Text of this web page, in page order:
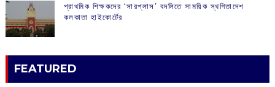
প্রাথমিক শিক্ষকদের ‘সারপ্লাস’ বদলিতে সাময়িক স্থগিতাদেশ
কলকাতা হাইকোর্টের
FEATURED